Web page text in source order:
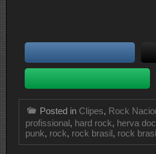
Posted in Clipes, Rock
profissional, hard rock, herva
punk, rock, rock brasil, rock